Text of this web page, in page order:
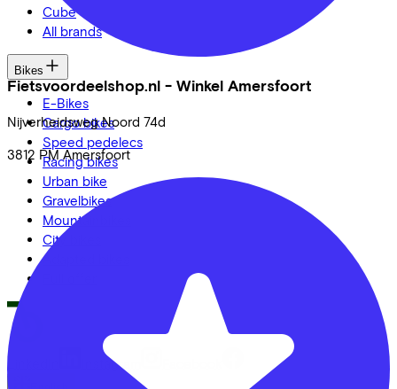
Fietsvoordeelshop.nl - Winkel Amersfoort
Nijverheidsweg Noord 74d
3812 PM Amersfoort
Cube
All brands
Bikes
E-Bikes
Cargo bikes
Speed pedelecs
Racing bikes
Urban bike
Gravelbikes
Mountainbikes
City bikes
Adapted bikes
LinkedIn Instagram